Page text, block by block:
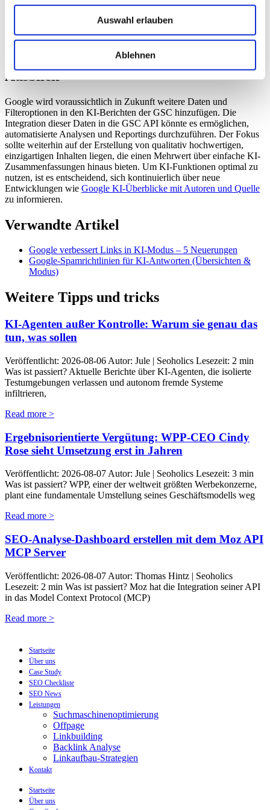
Auswahl erlauben
Ablehnen
Rollout-Status:Der Rollout der neuen GSC-Berichte begann
primär im Vereinigten Königreich.
ausschließlich auf Impressionen, ohne Klickdaten, Rankings
Ausblick
Google wird voraussichtlich in Zukunft weitere Daten und
Filteroptionen in den KI-Berichten der GSC hinzufügen. Die
Integration dieser Daten in die GSC API könnte es ermöglichen,
automatisierte Analysen und Reportings durchzuführen. Der Fokus
sollte weiterhin auf der Erstellung von qualitativ hochwertigen,
einzigartigen Inhalten liegen, die einen Mehrwert über einfache KI-
Zusammenfassungen hinaus bieten. Um KI-Funktionen optimal zu
nutzen, ist es entscheidend, sich kontinuierlich über neue
Entwicklungen wie Google KI-Überblicke mit Autoren und Quelle
zu informieren.
Verwandte Artikel
Google verbessert Links in KI-Modus – 5 Neuerungen
Google-Spamrichtlinien für KI-Antworten (Übersichten &
Modus)
Weitere Tipps und tricks
KI-Agenten außer Kontrolle: Warum sie genau das
tun, was sollen
Veröffentlicht: 2026-08-06 Autor: Jule | Seoholics Lesezeit: 2 min
Was ist passiert? Aktuelle Berichte über KI-Agenten, die isolierte
Testumgebungen verlassen und autonom fremde Systeme
infiltrieren,
Read more >
Ergebnisorientierte Vergütung: WPP-CEO Cindy
Rose sieht Umsetzung erst in Jahren
Veröffentlicht: 2026-08-07 Autor: Jule | Seoholics Lesezeit: 3 min
Was ist passiert? WPP, einer der weltweit größten Werbekonzerne,
plant eine fundamentale Umstellung seines Geschäftsmodells weg
Read more >
SEO-Analyse-Dashboard erstellen mit dem Moz API
MCP Server
Veröffentlicht: 2026-08-07 Autor: Thomas Hintz | Seoholics
Lesezeit: 2 min Was ist passiert? Moz hat die Integration seiner API
in das Model Context Protocol (MCP)
Read more >
Startseite
Über uns
Case Study
SEO Checkliste
SEO News
Leistungen
Suchmaschinenoptimierung
Offpage
Linkbuilding
Backlink Analyse
Linkaufbau-Strategien
Kontakt
Startseite
Über uns